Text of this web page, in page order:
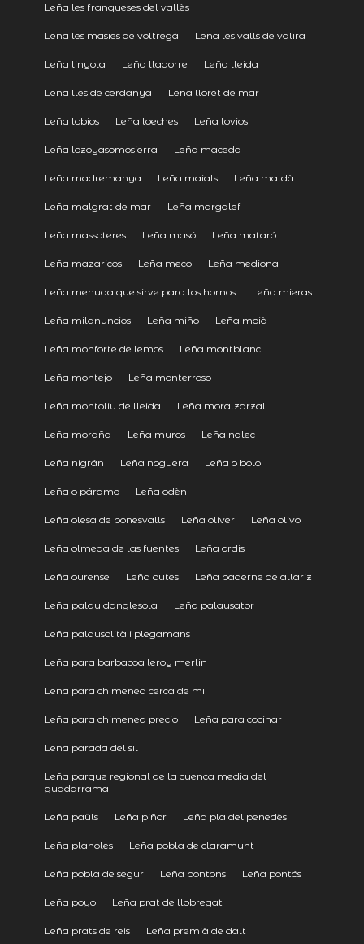
Leña les franqueses del vallès
Leña les masies de voltregà Leña les valls de valira
Leña linyola Leña lladorre Leña lleida
Leña lles de cerdanya Leña lloret de mar
Leña lobios Leña loeches Leña lovios
Leña lozoyasomosierra Leña maceda
Leña madremanya Leña maials Leña maldà
Leña malgrat de mar Leña margalef
Leña massoteres Leña masó Leña mataró
Leña mazaricos Leña meco Leña mediona
Leña menuda que sirve para los hornos Leña mieras
Leña milanuncios Leña miño Leña moià
Leña monforte de lemos Leña montblanc
Leña montejo Leña monterroso
Leña montoliu de lleida Leña moralzarzal
Leña moraña Leña muros Leña nalec
Leña nigrán Leña noguera Leña o bolo
Leña o páramo Leña odèn
Leña olesa de bonesvalls Leña oliver Leña olivo
Leña olmeda de las fuentes Leña ordis
Leña ourense Leña outes Leña paderne de allariz
Leña palau danglesola Leña palausator
Leña palausolità i plegamans
Leña para barbacoa leroy merlin
Leña para chimenea cerca de mi
Leña para chimenea precio Leña para cocinar
Leña parada del sil
Leña parque regional de la cuenca media del
guadarrama
Leña paüls Leña piñor Leña pla del penedès
Leña planoles Leña pobla de claramunt
Leña pobla de segur Leña pontons Leña pontós
Leña poyo Leña prat de llobregat
Leña prats de reis Leña premià de dalt